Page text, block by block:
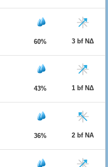
60% 3 bf ΝΔ
43% 1 bf ΝΔ
36% 2 bf ΝΑ